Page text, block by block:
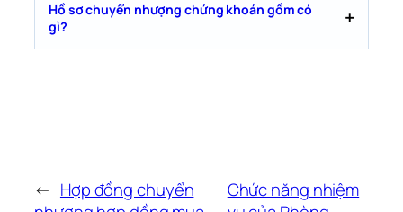
Hồ sơ chuyển nhượng chứng khoán gồm có
gì?
← Hợp đồng chuyển
Chức năng nhiệm